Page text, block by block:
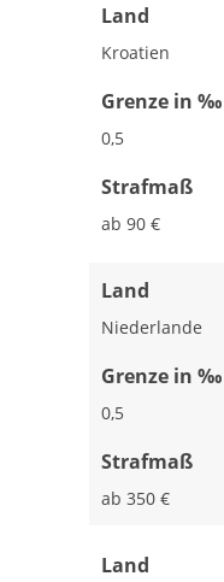
Land
Kroatien
Grenze in ‰
0,5
Strafmaß
ab 90 €
Land
Niederlande
Grenze in ‰
0,5
Strafmaß
ab 350 €
Land